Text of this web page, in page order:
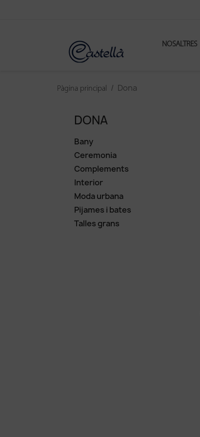
NOSALTRES
Pàgina principal Dona
DONA
Bany
Ceremonia
Complements
Interior
Moda urbana
Pijames i bates
Talles grans